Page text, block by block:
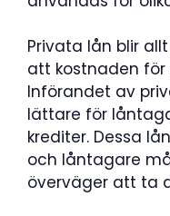
Privata lån blir
att kostnaden
Införandet av
lättare för
krediter. Dessa
och låntagare
överväger att ta